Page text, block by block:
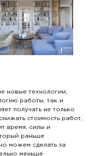
новые технологии,
работы, так и
получать не только
стоимость работ,
время, силы и
раньше
можем сделать за
меньше.